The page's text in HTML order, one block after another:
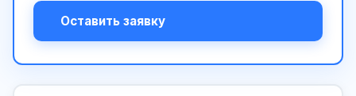
Оставить заявку